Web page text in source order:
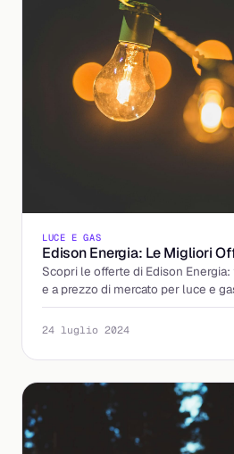
LUCE E GAS
Edison Energia: Le Migliori
Scopri le offerte di Edison
e a prezzo di mercato per luce e
ideale per te.
24 luglio 2024